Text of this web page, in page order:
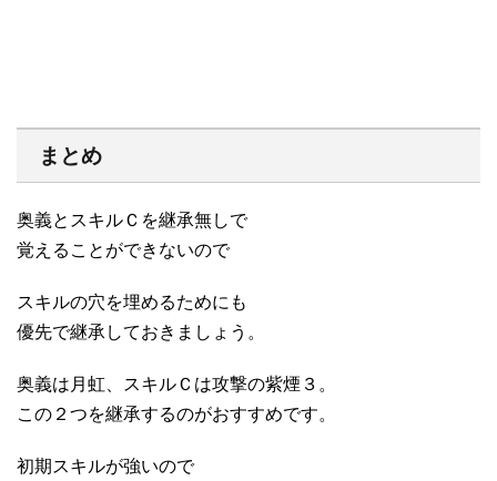
まとめ
奥義とスキルＣを継承無しで
覚えることができないので
スキルの穴を埋めるためにも
優先で継承しておきましょう。
奥義は月虹、スキルＣは攻撃の紫煙３。
この２つを継承するのがおすすめです。
初期スキルが強いので